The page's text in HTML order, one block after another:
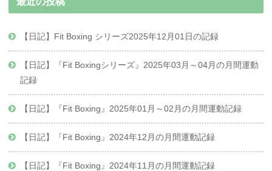
【日記】Fit Boxing シリーズ2025年12月01日の記録
【日記】『Fit Boxingシリーズ』2025年03月～04月の月間運動
記録
【日記】『Fit Boxing』2025年01月～02月の月間運動記録
【日記】『Fit Boxing』2024年12月の月間運動記録
【日記】『Fit Boxing』2024年11月の月間運動記録